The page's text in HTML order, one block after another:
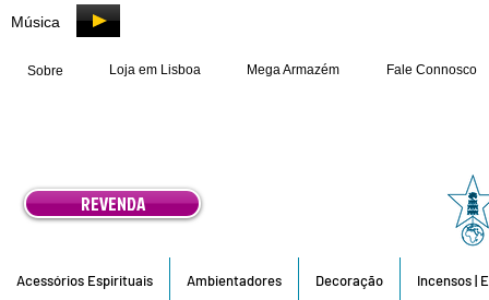
Música
Sobre Loja em Lisboa Mega Armazém Fale Connosco
REVENDA
Acessórios Espirituais Ambientadores Decoração Incensos |